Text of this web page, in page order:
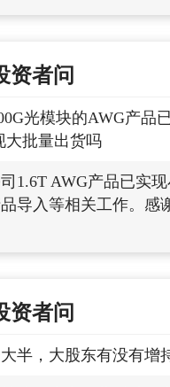
资者问
光模块的AWG产品
大批量出货吗
1.6T AWG产品已实
导入等相关工作。感
资者问
半，大股东有没有增